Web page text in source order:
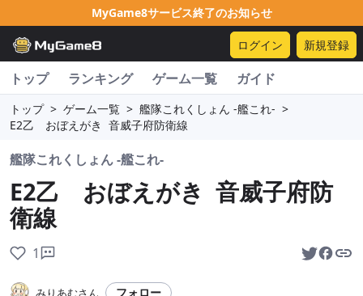
MyGame8サービス終了のお知らせ
ログイン 新規登録
トップ ランキング ゲーム一覧 ガイド
トップ > ゲーム一覧 > 艦隊これくしょん -艦これ- >
E2乙 おぼえがき 音威子府防衛線
艦隊これくしょん -艦これ-
E2乙 おぼえがき 音威子府防
衛線
1
みりあむさん フォロー